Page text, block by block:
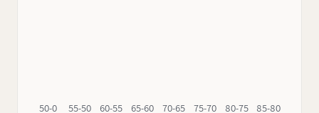
50-0 55-50 60-55 65-60 70-65 75-70 80-75 85-80